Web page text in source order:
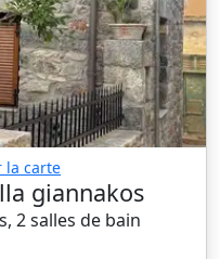
la carte
giannakos
2 salles de bain